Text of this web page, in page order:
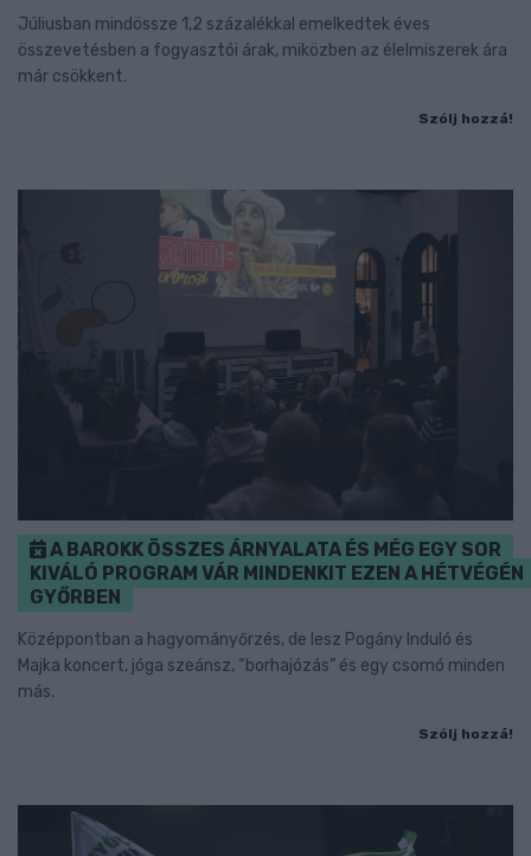
Júliusban mindössze 1,2 százalékkal emelkedtek éves
összevetésben a fogyasztói árak, miközben az élelmiszerek ára
már csökkent.
Szólj hozzá!
A BAROKK ÖSSZES ÁRNYALATA ÉS MÉG EGY SOR
KIVÁLÓ PROGRAM VÁR MINDENKIT EZEN A HÉTVÉGÉN
GYŐRBEN
Középpontban a hagyományőrzés, de lesz Pogány Induló és
Majka koncert, jóga szeánsz, “borhajózás” és egy csomó minden
más.
Szólj hozzá!